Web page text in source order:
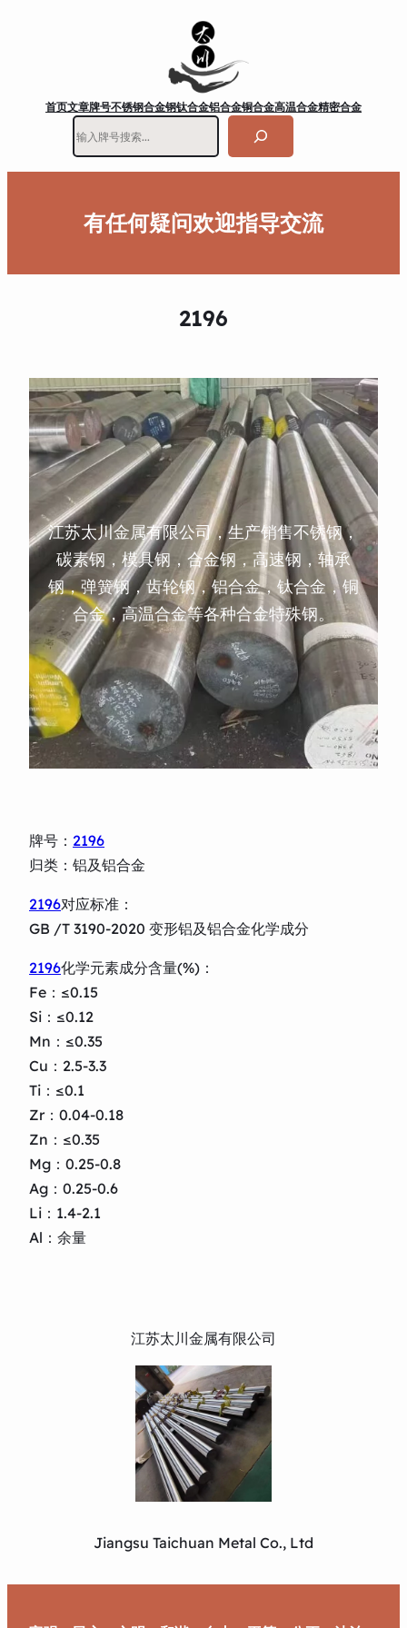
首页文章牌号不锈钢合金钢钛合金铝合金铜合金高温合金精密合金
有任何疑问欢迎指导交流
2196
江苏太川金属有限公司，生产销售不锈钢，
碳素钢，模具钢，合金钢，高速钢，轴承
钢，弹簧钢，齿轮钢，铝合金，钛合金，铜
合金，高温合金等各种合金特殊钢。
牌号： 2196
归类：铝及铝合金
2196对应标准：
GB /T 3190-2020 变形铝及铝合金化学成分
2196化学元素成分含量(%)：
Fe：≤0.15
Si：≤0.12
Mn：≤0.35
Cu：2.5-3.3
Ti：≤0.1
Zr：0.04-0.18
Zn：≤0.35
Mg：0.25-0.8
Ag：0.25-0.6
Li：1.4-2.1
Al：余量
江苏太川金属有限公司
Jiangsu Taichuan Metal Co., Ltd